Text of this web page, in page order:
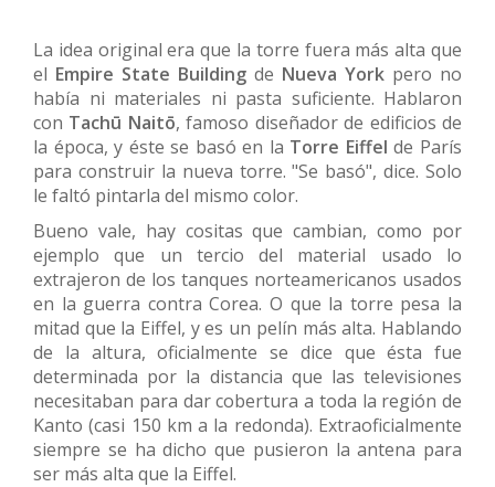
La idea original era que la torre fuera más alta que
el Empire State Building de Nueva York pero no
había ni materiales ni pasta suficiente. Hablaron
con Tachū Naitō, famoso diseñador de edificios de
la época, y éste se basó en la Torre Eiffel de París
para construir la nueva torre. "Se basó", dice. Solo
le faltó pintarla del mismo color.
Bueno vale, hay cositas que cambian, como por
ejemplo que un tercio del material usado lo
extrajeron de los tanques norteamericanos usados
en la guerra contra Corea. O que la torre pesa la
mitad que la Eiffel, y es un pelín más alta. Hablando
de la altura, oficialmente se dice que ésta fue
determinada por la distancia que las televisiones
necesitaban para dar cobertura a toda la región de
Kanto (casi 150 km a la redonda). Extraoficialmente
siempre se ha dicho que pusieron la antena para
ser más alta que la Eiffel.